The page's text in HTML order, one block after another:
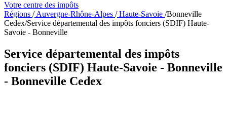
Votre centre des impôts
Régions /Auvergne-Rhône-Alpes /Haute-Savoie /Bonneville
Cedex/Service départemental des impôts fonciers (SDIF) Haute-
Savoie - Bonneville
Service départemental des impôts
fonciers (SDIF) Haute-Savoie - Bonneville
- Bonneville Cedex